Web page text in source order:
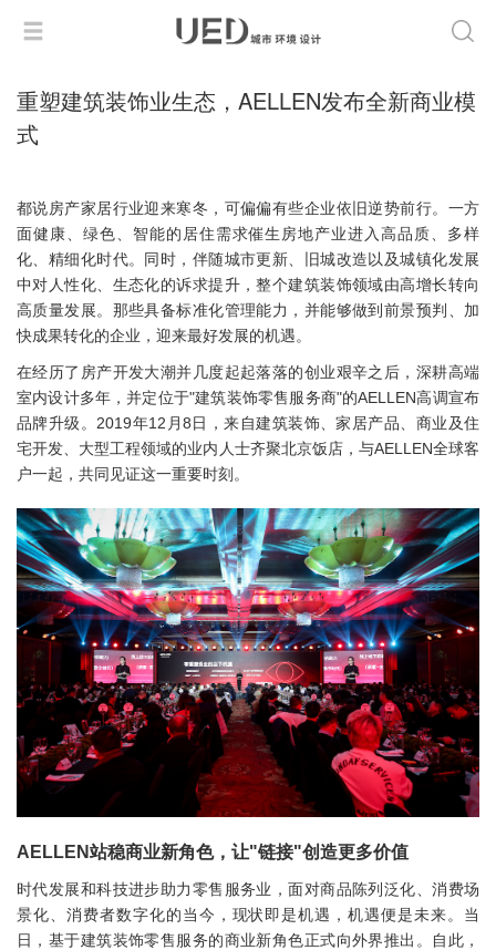
重塑建筑装饰业生态，AELLEN发布全新商业模
式
都说房产家居行业迎来寒冬，可偏偏有些企业依旧逆势前行。一方
面健康、绿色、智能的居住需求催生房地产业进入高品质、多样
化、精细化时代。同时，伴随城市更新、旧城改造以及城镇化发展
中对人性化、生态化的诉求提升，整个建筑装饰领域由高增长转向
高质量发展。那些具备标准化管理能力，并能够做到前景预判、加
快成果转化的企业，迎来最好发展的机遇。
在经历了房产开发大潮并几度起起落落的创业艰辛之后，深耕高端
室内设计多年，并定位于"建筑装饰零售服务商"的AELLEN高调宣布
品牌升级。2019年12月8日，来自建筑装饰、家居产品、商业及住
宅开发、大型工程领域的业内人士齐聚北京饭店，与AELLEN全球客
户一起，共同见证这一重要时刻。
AELLEN站稳商业新角色， 让"链接"创造更多价值
时代发展和科技进步助力零售服务业，面对商品陈列泛化、消费场
景化、消费者数字化的当今，现状即是机遇，机遇便是未来。当
日，基于建筑装饰零售服务的商业新角色正式向外界推出。自此，